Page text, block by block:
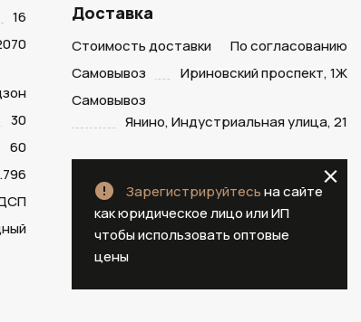
16
30
60
Доставка
Стоимость доставки
По согласованию
Самовывоз
Ириновский проспект, 1Ж
Самовывоз
Янино, Индустриальная улица, 21
Зарегистрируйтесьна сайте
как юридическое лицо или ИП
чтобы использовать оптовые
цены